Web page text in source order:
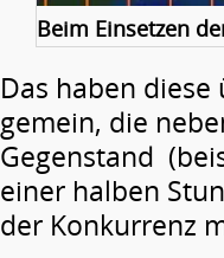
Beim Einsetzen
Das haben
gemein, die
Gegenstand
einer halben
der Konkurrenz